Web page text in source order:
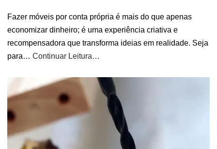
Fazer móveis por conta própria é mais do que apenas
economizar dinheiro; é uma experiência criativa e
recompensadora que transforma ideias em realidade. Seja
para… Continuar Leitura…